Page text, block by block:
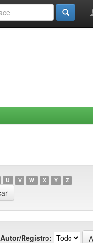
U V W X Y Z
Autor/Registro: